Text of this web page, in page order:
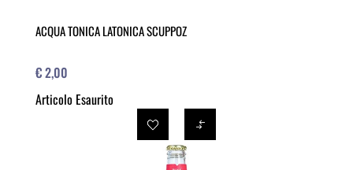
ACQUA TONICA LATONICA SCUPPOZ
€ 2,00
Articolo Esaurito